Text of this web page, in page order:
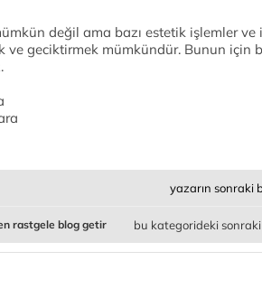
değil ama bazı estetik işlemler ve
ve geciktirmek mümkündür. Bunun için
yazarın sonraki
bu kategorideki
rastgele blog getir